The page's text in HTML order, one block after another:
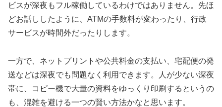
ビスが深夜もフル稼働しているわけではありません。先ほ
どお話ししたように、ATMの手数料が変わったり、行政
サービスが時間外だったりします。
一方で、 ネットプリントや公共料金の支払い、宅配便の発
送などは深夜でも問題なく利用できます。
人が少ない深夜
帯に、コピー機で大量の資料をゆっくり印刷するというの
も、混雑を避ける一つの賢い方法かなと思います。